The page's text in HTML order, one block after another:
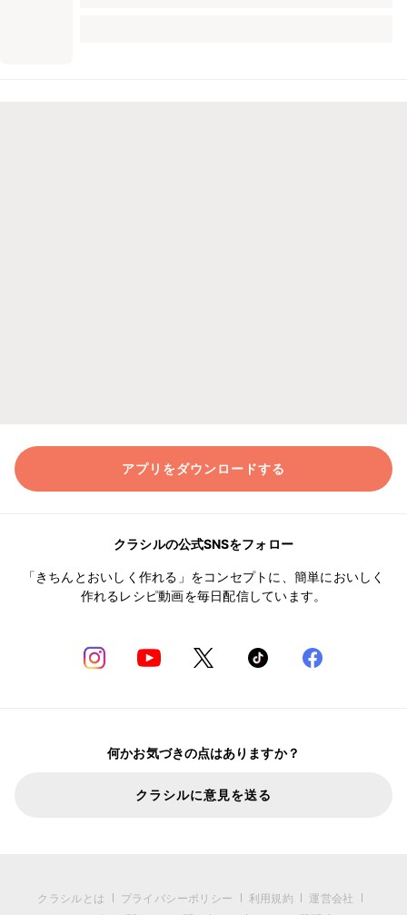
アプリをダウンロードする
クラシルの公式SNSをフォロー
「きちんとおいしく作れる」をコンセプトに、簡単においしく
作れるレシピ動画を毎日配信しています。
何かお気づきの点はありますか？
クラシルに意見を送る
クラシルとは プライバシーポリシー 利用規約
運営会社